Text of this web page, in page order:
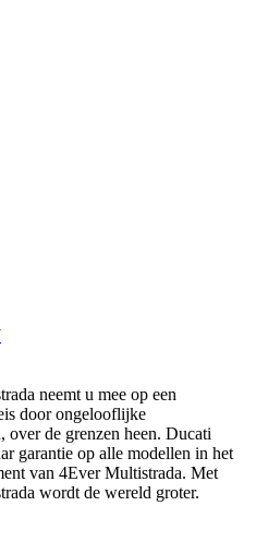
neemt u mee op een
door ongelooflijke
over de grenzen heen. Ducati
garantie op alle modellen in het
van 4Ever Multistrada. Met
wordt de wereld groter.